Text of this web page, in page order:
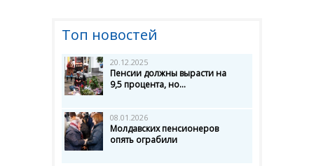
Топ новостей
20.12.2025
Пенсии должны вырасти на
9,5 процента, но...
08.01.2026
Молдавских пенсионеров
опять ограбили